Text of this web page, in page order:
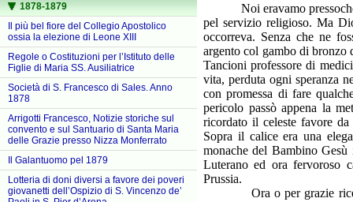
1878-1879
Il più bel fiore del Collegio Apostolico
ossia la elezione di Leone XIII
Regole o Costituzioni per l’Istituto delle
Figlie di Maria SS. Ausiliatrice
Società di S. Francesco di Sales. Anno
1878
Arrigotti Francesco, Notizie storiche sul
convento e sul Santuario di Santa Maria
delle Grazie presso Nizza Monferrato
Il Galantuomo pel 1879
Lotteria di doni diversi a favore dei poveri
giovanetti dell’Ospizio di S. Vincenzo de’
Noi eravamo pressochè
pel servizio religioso. Ma
occorreva. Senza che ne
argento col gambo di
Tancioni professore di
vita, perduta ogni speranza
con promessa di fare
pericolo passò appena la
ricordato il celeste favore
Sopra il calice era una
monache del Bambino
Luterano ed ora fervoroso
Prussia.
Ora o per grazie ricevute